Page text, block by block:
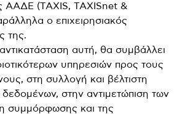
ΑΑΔΕ (TAXIS, TAXISnet &
ο επιχειρησιακός
της.
αυτή, θα συμβάλλει
υπηρεσιών προς τους
στη συλλογή και βέλτιστη
δεδομένων, στην αντιμετώπιση των
συμμόρφωσης και της